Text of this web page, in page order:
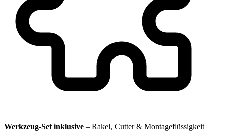
Werkzeug-Set inklusive – Rakel, Cutter & Montageflüssigkeit